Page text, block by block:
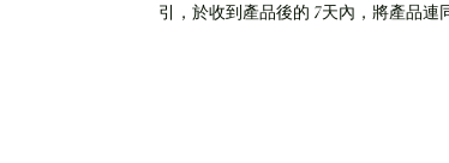
引，於收到產品後的 7天內，將產品連